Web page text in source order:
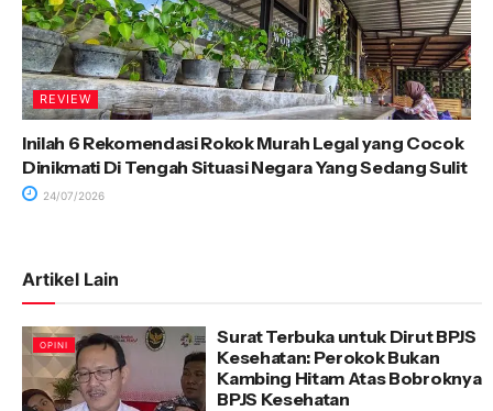
REVIEW
Inilah 6 Rekomendasi Rokok Murah Legal yang Cocok
Dinikmati Di Tengah Situasi Negara Yang Sedang Sulit
24/07/2026
Artikel Lain
OPINI
Surat Terbuka untuk Dirut BPJS
Kesehatan: Perokok Bukan
Kambing Hitam Atas Bobroknya
BPJS Kesehatan